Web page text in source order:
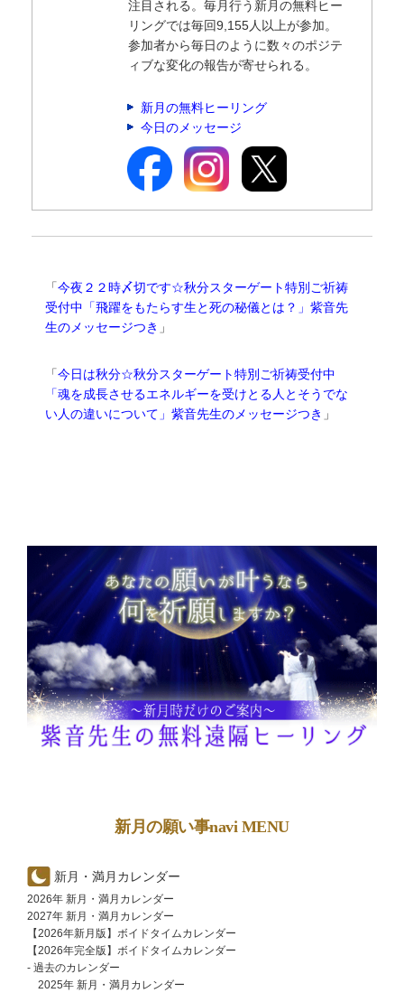
注目される。毎月行う新月の無料ヒー
リングでは毎回9,155人以上が参加。
参加者から毎日のように数々のポジテ
ィブな変化の報告が寄せられる。
新月の無料ヒーリング
今日のメッセージ
「今夜２２時〆切です☆秋分スターゲート特別ご祈祷
受付中「飛躍をもたらす生と死の秘儀とは？」紫音先
生のメッセージつき 」
「今日は秋分☆秋分スターゲート特別ご祈祷受付中
「魂を成長させるエネルギーを受けとる人とそうでな
い人の違いについて」紫音先生のメッセージつき 」
新月の願い事navi MENU
新月・満月カレンダー
2026年 新月・満月カレンダー
2027年 新月・満月カレンダー
【2026年新月版】ボイドタイムカレンダー
【2026年完全版】ボイドタイムカレンダー
- 過去のカレンダー
2025年 新月・満月カレンダー